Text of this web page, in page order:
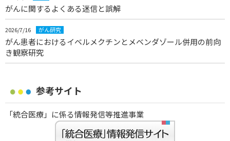
がんに関するよくある迷信と誤解
2026/7/16 がん研究
がん患者におけるイベルメクチンとメベンダゾール併用の前向
き観察研究
参考サイト
「統合医療」に係る情報発信等推進事業